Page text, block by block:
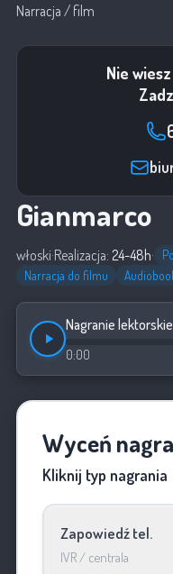
Narracja / film
Nie
Gianmarco
włoski·Realizacja: 24-48h·
Narracja do filmu
Nagranie lektorskie
0:00
Wyceń
Kliknij typ nagrania
Zapowiedź tel.
IVR / centrala